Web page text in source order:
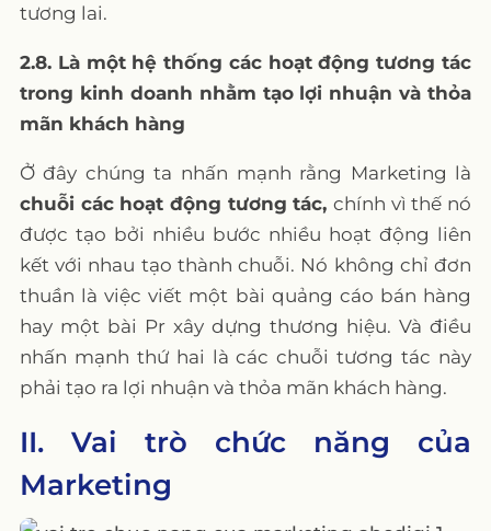
tương lai.
2.8. Là một hệ thống các hoạt động tương tác
trong kinh doanh nhằm tạo lợi nhuận và thỏa
mãn khách hàng
Ở đây chúng ta nhấn mạnh rằng Marketing là
chuỗi các hoạt động tương tác,chính vì thế nó
được tạo bởi nhiều bước nhiều hoạt động liên
kết với nhau tạo thành chuỗi. Nó không chỉ đơn
thuần là việc viết một bài quảng cáo bán hàng
hay một bài Pr xây dựng thương hiệu. Và điều
nhấn mạnh thứ hai là các chuỗi tương tác này
phải tạo ra lợi nhuận và thỏa mãn khách hàng.
II. Vai trò chức năng của
Marketing